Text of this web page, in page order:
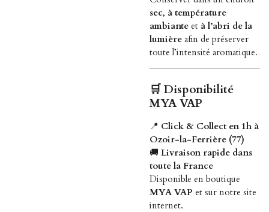
sec, à température
ambiante et à l’abri de la
lumière afin de préserver
toute l’intensité aromatique.
🛒Disponibilité
MYA VAP
📍 Click & Collect en 1h à
Ozoir-la-Ferrière (77)
🚚 Livraison rapide dans
toute la France
Disponible en boutique
MYA VAP et sur notre site
internet.